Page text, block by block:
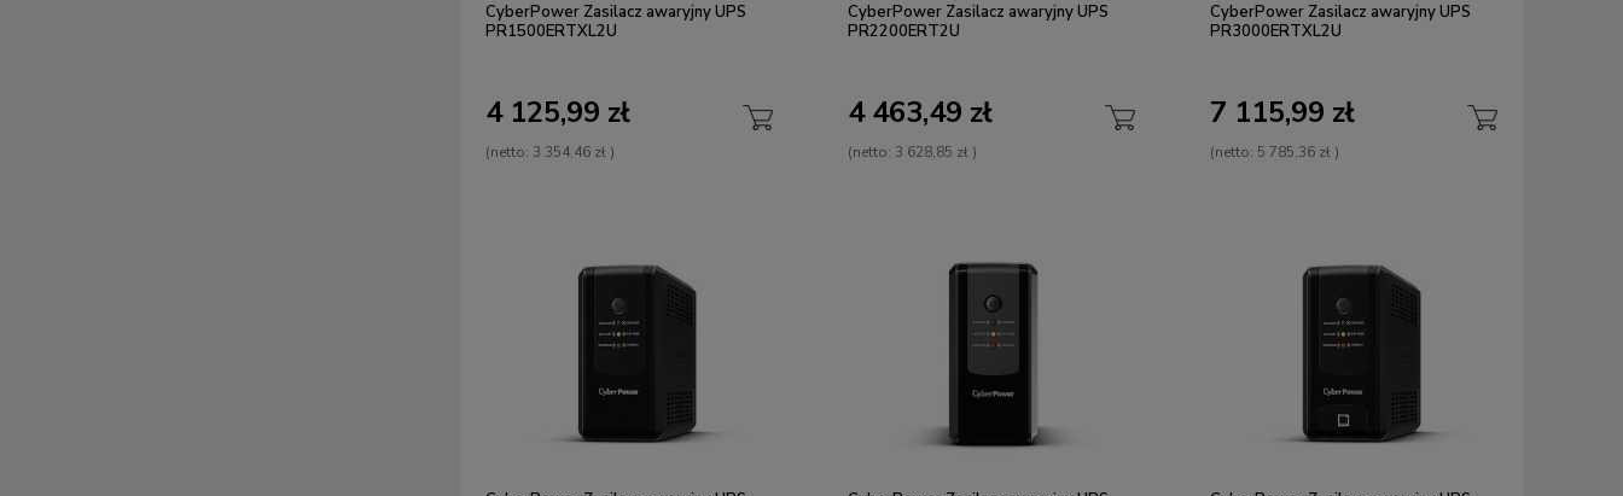
CyberPower Zasilacz awaryjny UPS
PR1500ERTXL2U
4 125,99 zł
(netto: 3 354,46 zł )
CyberPower Zasilacz awaryjny UPS
PR2200ERT2U
4 463,49 zł
(netto: 3 628,85 zł )
CyberPower Zasilacz awaryjny UPS
PR3000ERTXL2U
7 115,99 zł
(netto: 5 785,36 zł )